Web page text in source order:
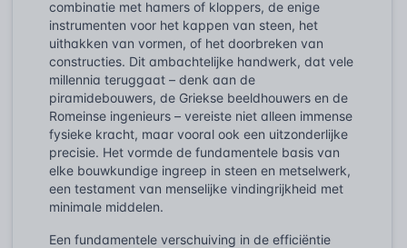
combinatie met hamers of kloppers, de enige
instrumenten voor het kappen van steen, het
uithakken van vormen, of het doorbreken van
constructies. Dit ambachtelijke handwerk, dat vele
millennia teruggaat – denk aan de
piramidebouwers, de Griekse beeldhouwers en de
Romeinse ingenieurs – vereiste niet alleen immense
fysieke kracht, maar vooral ook een uitzonderlijke
precisie. Het vormde de fundamentele basis van
elke bouwkundige ingreep in steen en metselwerk,
een testament van menselijke vindingrijkheid met
minimale middelen.
Een fundamentele verschuiving in de efficiëntie